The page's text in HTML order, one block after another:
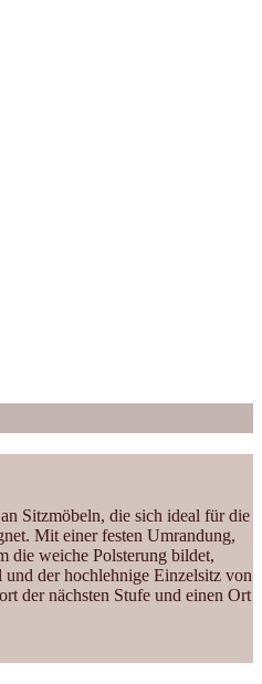
Sitzmöbeln, die sich ideal für die
Mit einer festen Umrandung,
die weiche Polsterung bildet,
und der hochlehnige Einzelsitz von
der nächsten Stufe und einen Ort